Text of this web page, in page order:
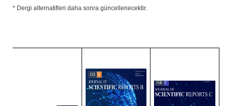
* Dergi alternatifleri daha sonra güncellenecektir.